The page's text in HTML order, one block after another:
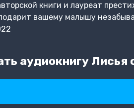
книги и лауреат
вашему малышу
аудиокнигу Лисья